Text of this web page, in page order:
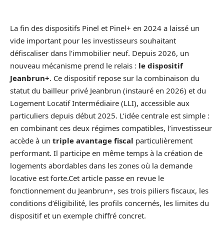
La fin des dispositifs Pinel et Pinel+ en 2024 a laissé un
vide important pour les investisseurs souhaitant
défiscaliser dans l’immobilier neuf. Depuis 2026, un
nouveau mécanisme prend le relais : le dispositif
Jeanbrun+. Ce dispositif repose sur la combinaison du
statut du bailleur privé Jeanbrun (instauré en 2026) et du
Logement Locatif Intermédiaire (LLI), accessible aux
particuliers depuis début 2025. L’idée centrale est simple :
en combinant ces deux régimes compatibles, l’investisseur
accède à un triple avantage fiscal particulièrement
performant. Il participe en même temps à la création de
logements abordables dans les zones où la demande
locative est forte.Cet article passe en revue le
fonctionnement du Jeanbrun+, ses trois piliers fiscaux, les
conditions d’éligibilité, les profils concernés, les limites du
dispositif et un exemple chiffré concret.